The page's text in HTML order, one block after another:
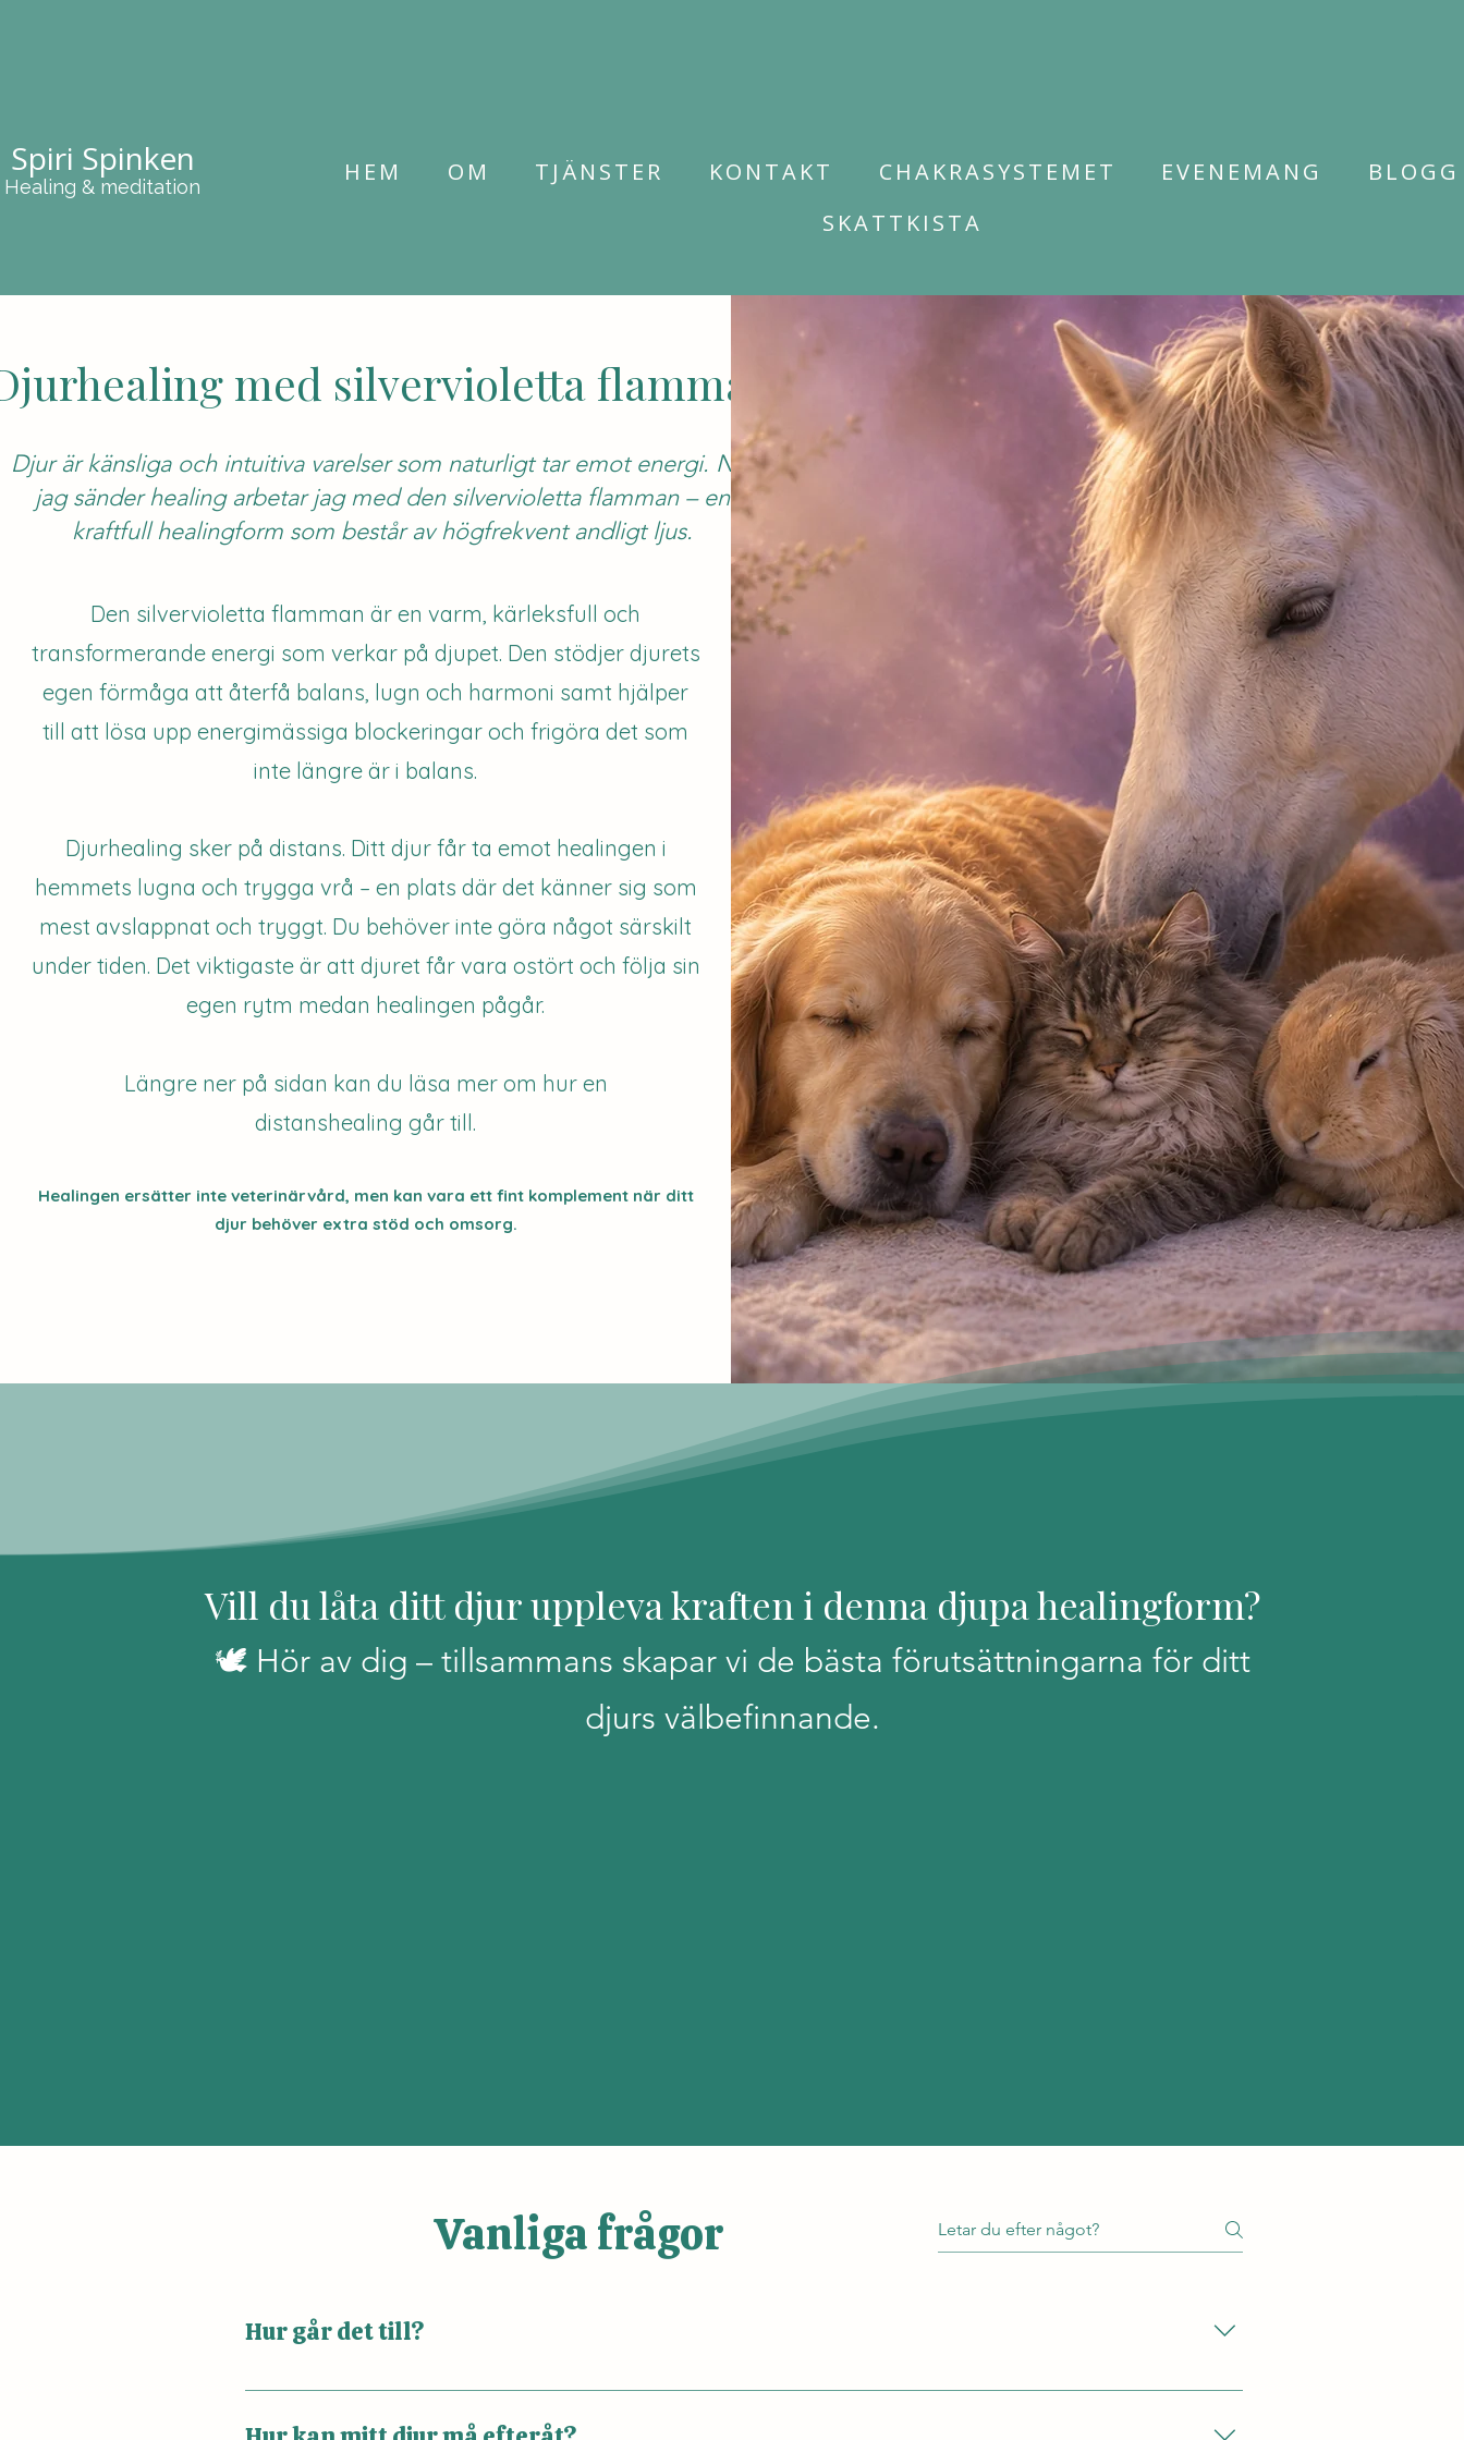
Spiri Spinken
Healing & meditation
HEM OM TJÄNSTER KONTAKT CHAKRASYSTEMET EVENEMANG
BLOGG
SKATTKISTA
med silvervioletta flamman
Djur är känsliga och intuitiva varelser som naturligt tar emot energi. När
jag sänder healing arbetar jag med den silvervioletta flamman – en
kraftfull healingform som består av högfrekvent andligt ljus.
Den silvervioletta flamman är en varm, kärleksfull och
transformerande energi som verkar på djupet. Den stödjer djurets
egen förmåga att återfå balans, lugn och harmoni samt hjälper
till att lösa upp energimässiga blockeringar och frigöra det som
inte längre är i balans.
Djurhealing sker på distans. Ditt djur får ta emot healingen i
hemmets lugna och trygga vrå – en plats där det känner sig som
mest avslappnat och tryggt. Du behöver inte göra något särskilt
under tiden. Det viktigaste är att djuret får vara ostört och följa sin
egen rytm medan healingen pågår.
Längre ner på sidan kan du läsa mer om hur en
distanshealing går till.
Healingen ersätter inte veterinärvård, men kan vara ett fint komplement när ditt
djur behöver extra stöd och omsorg.
Vill du låta ditt djur uppleva kraften i denna djupa healingform?
🕊️ Hör av dig – tillsammans skapar vi de bästa förutsättningarna för ditt
djurs välbefinnande.
Vanliga frågor
Hur går det till?
Vi startar med en kort kontakt som sker via telefon, Messenger eller mejl. Inför healingen skickar du ett foto